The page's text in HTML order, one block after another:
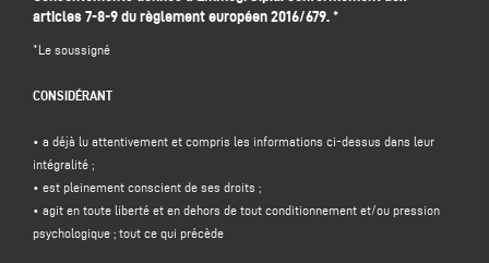
Responsable du traitement : Emmegi S.p.a., en la personne de son
représentant légal pro tempore, dont le siège social est situé Via Archimede,
IVA 01978870366.
adresse électronique :
dpo.voilap@amicadpo.eu
2. DONNÉES À CARACTÈRE PERSONNEL TRAITÉES, FINALITÉ DU TRAITEMENT
ET BASE JURIDIQUE
Le contrôleur traitera vos données personnelles d'identification et de contact
articles 7-8-9 du règlement européen 2016/679. *
*Le soussigné
CONSIDÉRANT
• a déjà lu attentivement et compris les informations ci-dessus dans leur
intégralité ;
• est pleinement conscient de ses droits ;
• agit en toute liberté et en dehors de tout conditionnement et/ou pression
psychologique ; tout ce qui précède